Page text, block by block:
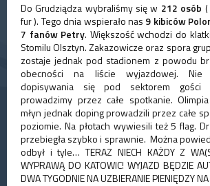
Do Grudziądza wybraliśmy się w 212 osób
fur ). Tego dnia wspierało nas 9 kibiców
7 fanów Petry. Większość wchodzi do
Stomilu Olsztyn. Zakazowicze oraz spora
zostaje jednak pod stadionem z powodu
obecności na liście wyjazdowej. Nie
dopisywania się pod sektorem gości
prowadzimy przez całe spotkanie.
młyn jednak doping prowadzili przez całe
poziomie. Na płotach wywiesili też 5 flag.
przebiegła szybko i sprawnie. Można
odbył i tyle… TERAZ NIECH KAŻDY Z
WYPRAWĄ DO KATOWIC! WYJAZD BĘDZIE
DWA TYGODNIE NA UZBIERANIE PIENIĘDZY NA